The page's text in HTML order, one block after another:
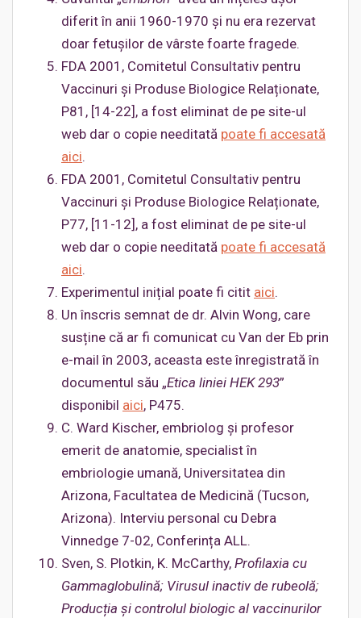
diferit în anii 1960-1970 și nu era rezervat
doar fetușilor de vârste foarte fragede.
FDA 2001, Comitetul Consultativ pentru
Vaccinuri și Produse Biologice Relaționate,
P81, [14-22], a fost eliminat de pe site-ul
web dar o copie needitată poate fi accesată
aici.
FDA 2001, Comitetul Consultativ pentru
Vaccinuri și Produse Biologice Relaționate,
P77, [11-12], a fost eliminat de pe site-ul
web dar o copie needitată poate fi accesată
aici.
Experimentul inițial poate fi citit aici.
Un înscris semnat de dr. Alvin Wong, care
susține că ar fi comunicat cu Van der Eb prin
e-mail în 2003, aceasta este înregistrată în
documentul său „Etica liniei HEK 293”
disponibil aici, P475.
C. Ward Kischer, embriolog și profesor
emerit de anatomie, specialist în
embriologie umană, Universitatea din
Arizona, Facultatea de Medicină (Tucson,
Arizona). Interviu personal cu Debra
Vinnedge 7-02, Conferința ALL.
Sven, S. Plotkin, K. McCarthy, Profilaxia cu
Gammaglobulină; Virusul inactiv de rubeolă;
Producția și controlul biologic al vaccinurilor